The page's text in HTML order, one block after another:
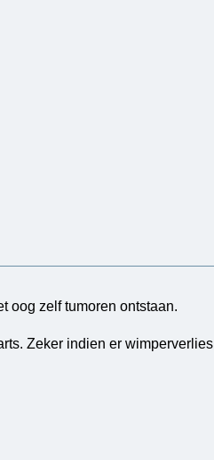
oog zelf tumoren ontstaan.
Zeker indien er wimperverlies